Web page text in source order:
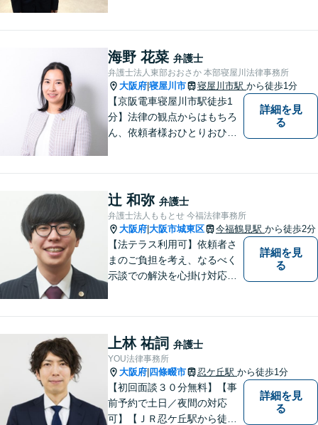
頼者様が不安を抱かないよう
に、わかりやすく的確なアド
バイスを心がけております。
海野 花菜 弁護士
弁護士法人東部おおさか 本部寝屋川法律事務所
大阪府 寝屋川市 寝屋川市駅 から徒歩1分
【京阪電車寝屋川市駅徒歩1
分】法律の観点からはもちろ
ん、依頼者様おひとりおひと
全力でサポートいたします。
詳細を見
る
辻 和弥 弁護士
弁護士法人ももとせ 今福法律事務所
大阪府 大阪市城東区 今福鶴見駅 から徒歩2分
【法テラス利用可】依頼者さ
まのご負担を考え、なるべく
示談での解決を心掛け対応い
で頼れる弁護士を目指しま
す。【休日相談可】【今福鶴
見駅2分】
詳細を見
る
上林 祐詞 弁護士
YOU法律事務所
大阪府 四條畷市 忍ケ丘駅 から徒歩1分
【初回面談３０分無料】【事
前予約で土日／夜間の対応
可】【ＪＲ忍ケ丘駅から徒歩
詳細を見
る